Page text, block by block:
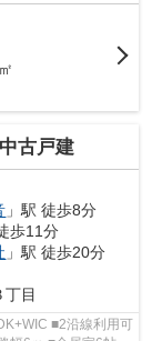
古戸建
」駅 徒歩8分
歩11分
」駅 徒歩20分
丁目
■2沿線利用可